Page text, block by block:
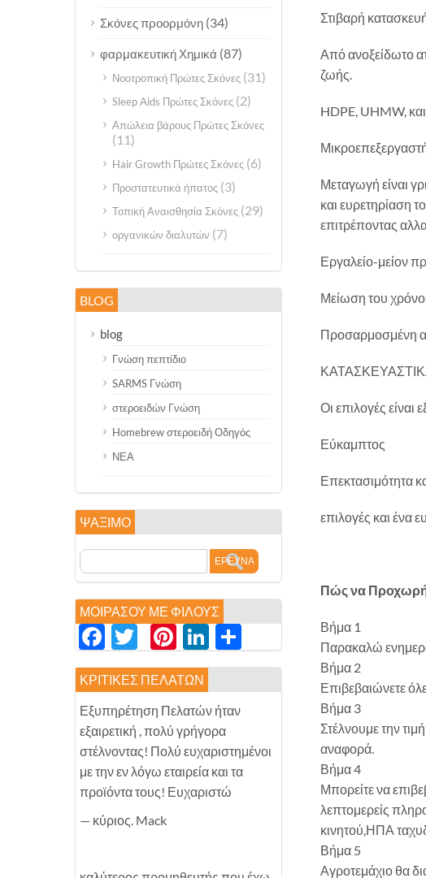
Στιβαρή
Από ανοξείδωτο
ζωής.
HDPE, UHMW,
Μεταγωγή είναι
και ευρετηρίαση
επιτρέποντας
Εργαλείο-μείον
Μείωση του
Προσαρμοσμένη
ΚΑΤΑΣΚΕΥΑΣΤΙΚΑ
Οι επιλογές
Εύκαμπτος
Επεκτασιμότητα
επιλογές και ένα
Πώς να
Βήμα 1
Παρακαλώ
Βήμα 2
Επιβεβαιώνετε
Βήμα 3
Στέλνουμε την
αναφορά.
Βήμα 4
Μπορείτε να
λεπτομερείς
κινητού,ΗΠΑ
Βήμα 5
Αγροτεμάχιο θα
Σκόνες προορμόνη (34)
φαρμακευτική Χημικά (87)
Νοοτροπική Πρώτες Σκόνες (31)
Sleep Aids Πρώτες Σκόνες (2)
Απώλεια βάρους Πρώτες Σκόνες
(11)
Hair Growth Πρώτες Σκόνες (6)
Προστατευτικά ήπατος (3)
Τοπική Αναισθησία Σκόνες (29)
οργανικών διαλυτών (7)
BLOG
blog
Γνώση πεπτίδιο
SARMS Γνώση
στεροειδών Γνώση
Homebrew στεροειδή Οδηγός
ΝΕΑ
ΨΆΞΙΜΟ
ΜΟΙΡΆΣΟΥ ΜΕ ΦΊΛΟΥΣ
Facebook
Twitter
Pinterest
LinkedIn
享
ΚΡΙΤΙΚΈΣ ΠΕΛΑΤΏΝ
Εξυπηρέτηση Πελατών ήταν
εξαιρετική , πολύ γρήγορα
στέλνοντας! Πολύ ευχαριστημένοι
με την εν λόγω εταιρεία και τα
προϊόντα τους! Ευχαριστώ
— κύριος. Mack